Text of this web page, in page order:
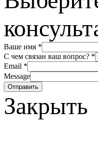
Ваше имя *
С чем связан ваш вопрос? *
Email *
Message
Отправить
Закрыть